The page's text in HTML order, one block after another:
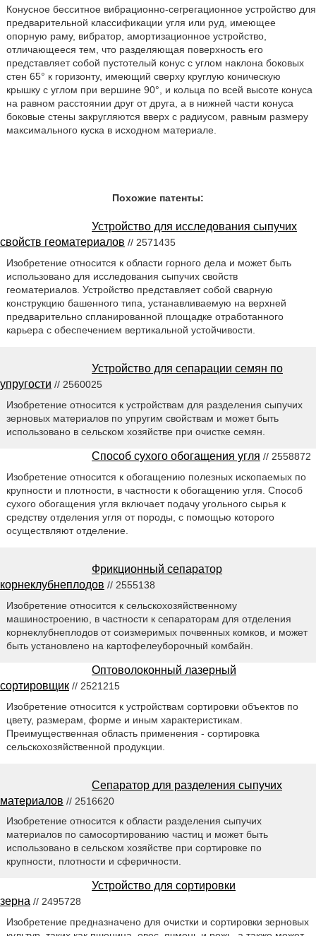
Конусное бесситное вибрационно-сегрегационное устройство для
предварительной классификации угля или руд, имеющее
опорную раму, вибратор, амортизационное устройство,
отличающееся тем, что разделяющая поверхность его
представляет собой пустотелый конус с углом наклона боковых
стен 65° к горизонту, имеющий сверху круглую коническую
крышку с углом при вершине 90°, и кольца по всей высоте конуса
на равном расстоянии друг от друга, а в нижней части конуса
боковые стены закругляются вверх с радиусом, равным размеру
максимального куска в исходном материале.
Похожие патенты:
Устройство для исследования сыпучих
свойств геоматериалов // 2571435
Изобретение относится к области горного дела и может быть
использовано для исследования сыпучих свойств
геоматериалов. Устройство представляет собой сварную
конструкцию башенного типа, устанавливаемую на верхней
предварительно спланированной площадке отработанного
карьера с обеспечением вертикальной устойчивости.
Устройство для сепарации семян по
упругости // 2560025
Изобретение относится к устройствам для разделения сыпучих
зерновых материалов по упругим свойствам и может быть
использовано в сельском хозяйстве при очистке семян.
Способ сухого обогащения угля // 2558872
Изобретение относится к обогащению полезных ископаемых по
крупности и плотности, в частности к обогащению угля. Способ
сухого обогащения угля включает подачу угольного сырья к
средству отделения угля от породы, с помощью которого
осуществляют отделение.
Фрикционный сепаратор
корнеклубнеплодов // 2555138
Изобретение относится к сельскохозяйственному
машиностроению, в частности к сепараторам для отделения
корнеклубнеплодов от соизмеримых почвенных комков, и может
быть установлено на картофелеуборочный комбайн.
Оптоволоконный лазерный
сортировщик // 2521215
Изобретение относится к устройствам сортировки объектов по
цвету, размерам, форме и иным характеристикам.
Преимущественная область применения - сортировка
сельскохозяйственной продукции.
Сепаратор для разделения сыпучих
материалов // 2516620
Изобретение относится к области разделения сыпучих
материалов по самосортированию частиц и может быть
использовано в сельском хозяйстве при сортировке по
крупности, плотности и сферичности.
Устройство для сортировки
зерна // 2495728
Изобретение предназначено для очистки и сортировки зерновых